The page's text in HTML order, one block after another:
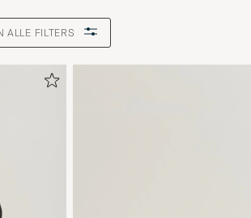
ALLE FILTERS